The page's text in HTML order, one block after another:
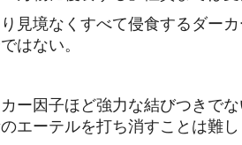
見境なくすべて侵食するダー
はない。
カー因子ほど強力な結びつきで
エーテルを打ち消すことは難